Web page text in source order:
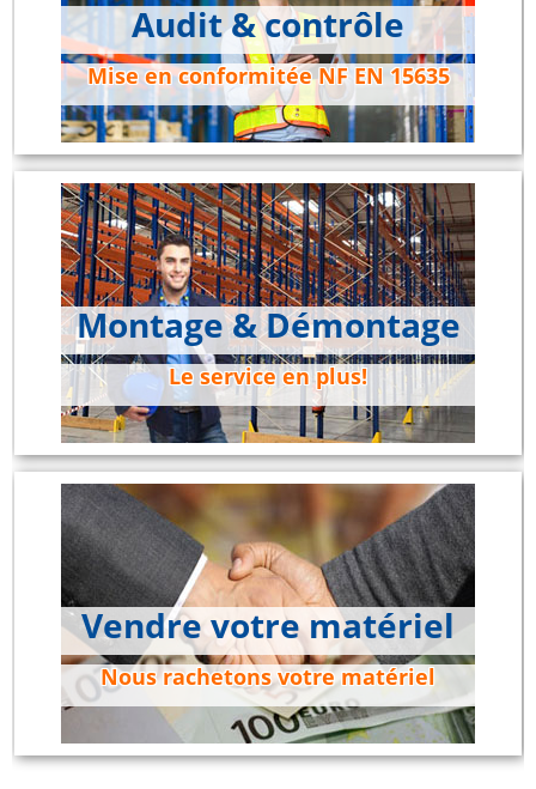
Audit & contrôle
Mise en conformitée NF EN 15635
Montage & Démontage
Le service en plus!
Vendre votre matériel
Nous rachetons votre matériel